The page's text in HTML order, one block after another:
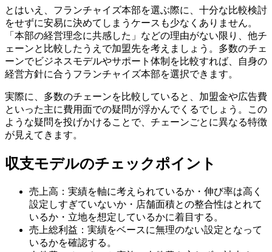
とはいえ、フランチャイズ本部を選ぶ際に、十分な比較検討
をせずに安易に決めてしまうケースも少なくありません。
「本部の経営理念に共感した」などの理由がない限り、他チ
ェーンと比較したうえで加盟先を考えましょう。多数のチェ
ーンでビジネスモデルやサポート体制を比較すれば、自身の
経営方針に合うフランチャイズ本部を選択できます。
実際に、多数のチェーンを比較していると、加盟金や広告費
といった主に費用面での疑問が浮かんでくるでしょう。この
ような疑問を投げかけることで、チェーンごとに異なる特徴
が見えてきます。
収支モデルのチェックポイント
売上高：実績を軸に考えられているか・伸び率は高く
設定しすぎていないか・店舗面積との整合性はとれて
いるか・立地を想定しているかに着目する。
売上総利益：実績をベースに無理のない設定となって
いるかを確認する。